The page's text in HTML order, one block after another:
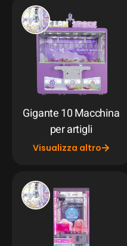
Gigante 10 Macchina
per artigli
Visualizza altro